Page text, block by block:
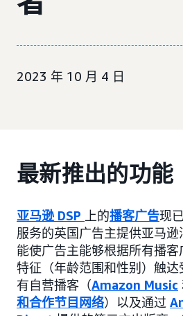
2023 年 10 月 4 日
最新推出的功能
亚马逊 DSP 上的播客广告现
服务的英国广告主提供亚马
能使广告主能够根据所有播
特征（年龄范围和性别）触
有自营播客（Amazon Music
和合作节目网络）以及通过